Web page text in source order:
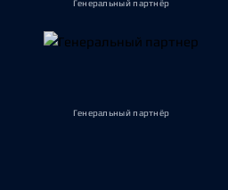
Генеральный партнёр
Генеральный партнёр